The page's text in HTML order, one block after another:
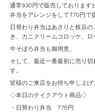
通常930円で販売しております
弁当をアレンジをして770円で
日替わり弁当はあさりと枝豆
き、カニクリームコロッケ、ロ
牛そぼろ弁当も御用意。
そして、最近一番最初に売り
す。
皆様のご来店をお待ち申し上げ
◇本日のテイクアウト商品◇
・日替わり弁当 770円